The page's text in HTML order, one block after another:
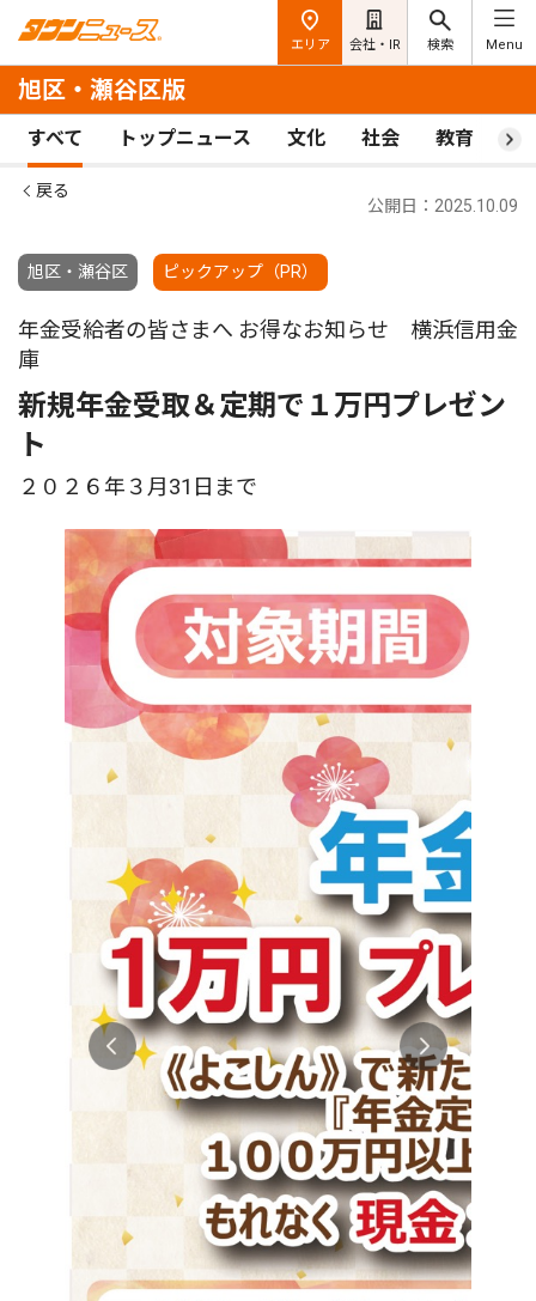
エリア 会社・IR 検索 Menu
旭区・瀬谷区版
すべて トップニュース 文化 社会 教育 ス
戻る
旭区・瀬谷区 ピックアップ（PR）
公開日：2025.10.09
年金受給者の皆さまへ お得なお知らせ 横浜信用金
庫
新規年金受取＆定期で１万円プレゼン
ト
２０２６年３月31日まで